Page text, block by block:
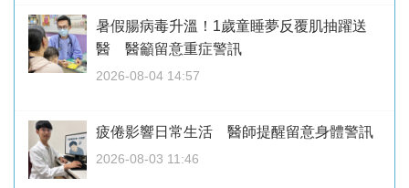
暑假腸病毒升溫！1歲童睡夢反覆肌抽躍送
醫 醫籲留意重症警訊
2026-08-04 14:57
疲倦影響日常生活 醫師提醒留意身體警訊
2026-08-03 11:46